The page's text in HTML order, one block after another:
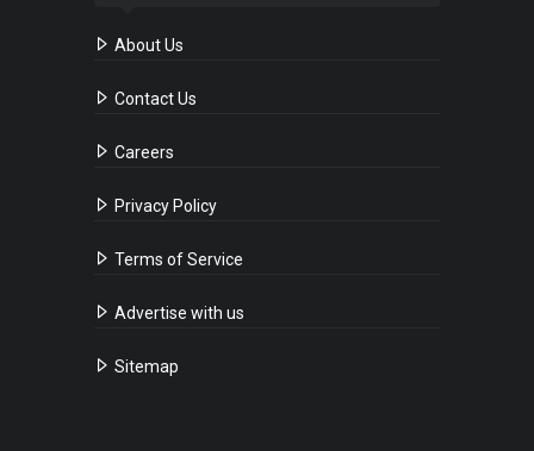
About Us
Contact Us
Careers
Privacy Policy
Terms of Service
Advertise with us
Sitemap